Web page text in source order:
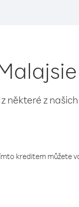
některé z
kreditem můžete